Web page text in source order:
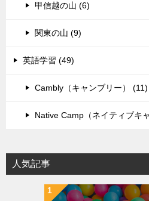
甲信越の山 (6)
関東の山 (9)
英語学習 (49)
Cambly（キャンブリー） (11)
Native Camp（ネイティブキ
人気記事